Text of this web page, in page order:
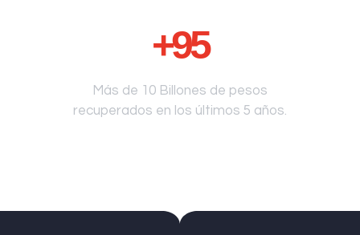
+95
Más de 10 Billones de pesos
recuperados en los últimos 5 años.